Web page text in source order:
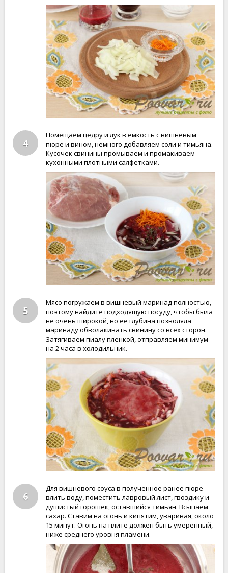
4
Помещаем цедру и лук в емкость с вишневым
пюре и вином, немного добавляем соли и тимьяна.
Кусочек свинины промываем и промакиваем
кухонными плотными салфетками.
5
Мясо погружаем в вишневый маринад полностью,
поэтому найдите подходящую посуду, чтобы была
не очень широкой, но ее глубина позволяла
маринаду обволакивать свинину со всех сторон.
Затягиваем пиалу пленкой, отправляем минимум
на 2 часа в холодильник.
6
Для вишневого соуса в полученное ранее пюре
влить воду, поместить лавровый лист, гвоздику и
душистый горошек, оставшийся тимьян. Всыпаем
сахар. Ставим на огонь и кипятим, уваривая, около
15 минут. Огонь на плите должен быть умеренный,
ниже среднего уровня пламени.